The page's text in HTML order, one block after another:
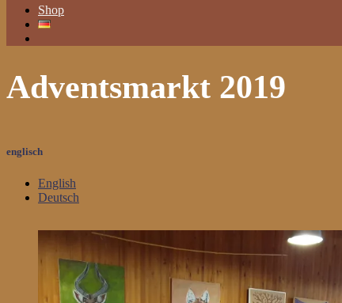
Shop
Adventsmarkt 2019
englisch
English
Deutsch